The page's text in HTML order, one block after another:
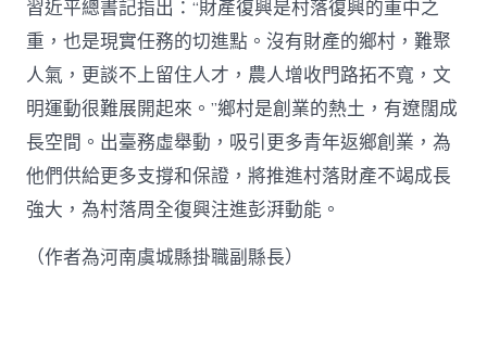
習近平總書記指出：“財產復興是村落復興的重中之
重，也是現實任務的切進點。沒有財產的鄉村，難聚
人氣，更談不上留住人才，農人增收門路拓不寬，文
明運動很難展開起來。”鄉村是創業的熱土，有遼闊成
長空間。出臺務虛舉動，吸引更多青年返鄉創業，為
他們供給更多支撐和保證，將推進村落財產不竭成長
強大，為村落周全復興注進彭湃動能。
（作者為河南虞城縣掛職副縣長）